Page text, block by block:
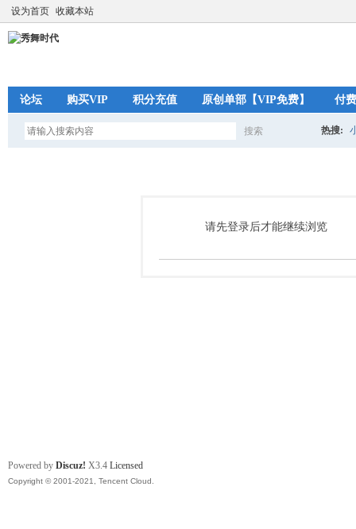
设为首页 收藏本站
论坛 购买VIP 积分充值 原创单部【VIP免费】 付
搜索
索
热搜:
请先登录后才能继续浏览
Powered by Discuz! X3.4 Licensed
Copyright © 2001-2021, Tencent Cloud.